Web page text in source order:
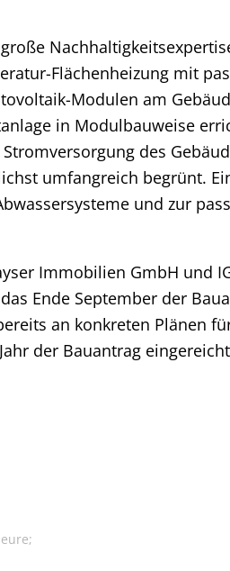
Flächenheizung mit
Modulen am
in Modulbauweise
des
umfangreich begrünt.
und zur
Immobilien GmbH und
Ende September der
an konkreten Plänen
der Bauantrag